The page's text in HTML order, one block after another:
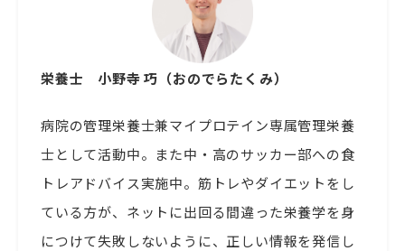
栄養士 小野寺 巧（おのでらたくみ）
病院の管理栄養士兼マイプロテイン専属管理栄養
士として活動中。また中・高のサッカー部への食
トレアドバイス実施中。筋トレやダイエットをし
ている方が、ネットに出回る間違った栄養学を身
につけて失敗しないように、正しい情報を発信し